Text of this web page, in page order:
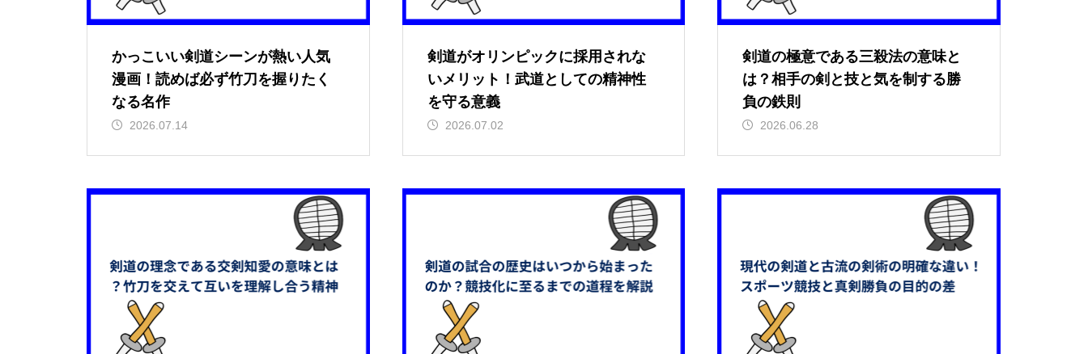
かっこいい剣道シーンが熱い人気
漫画！読めば必ず竹刀を握りたく
なる名作
2026.07.14
剣道がオリンピックに採用されな
いメリット！武道としての精神性
を守る意義
2026.07.02
剣道の極意である三殺法の意味と
は？相手の剣と技と気を制する勝
負の鉄則
2026.06.28